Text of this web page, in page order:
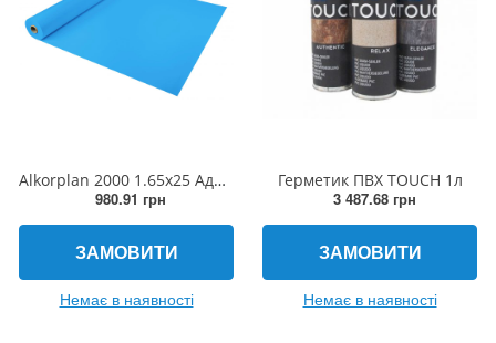
Alkorplan 2000 1.65x25 Адріатичний синій
980.91 грн
ЗАМОВИТИ
Немає в наявності
Герметик ПВХ TOUCH 1л
3 487.68 грн
ЗАМОВИТИ
Немає в наявності